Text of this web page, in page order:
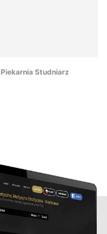
Piekarnia Studniarz